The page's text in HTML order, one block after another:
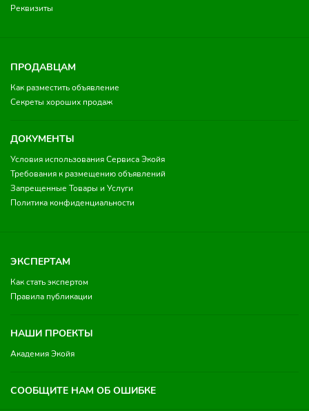
Реквизиты
ПРОДАВЦАМ
Как разместить объявление
Секреты хороших продаж
ДОКУМЕНТЫ
Условия использования Сервиса Экойя
Требования к размещению объявлений
Запрещенные Товары и Услуги
Политика конфиденциальности
ЭКСПЕРТАМ
Как стать экспертом
Правила публикации
НАШИ ПРОЕКТЫ
Академия Экойя
СООБЩИТЕ НАМ ОБ ОШИБКЕ